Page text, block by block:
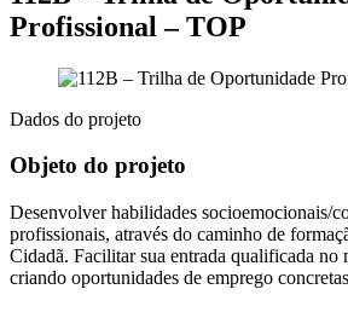
Profissional – TOP
Dados do projeto
Objeto do projeto
Desenvolver habilidades socioemocionais/
profissionais, através do caminho de
Cidadã. Facilitar sua entrada qualificada no
criando oportunidades de emprego